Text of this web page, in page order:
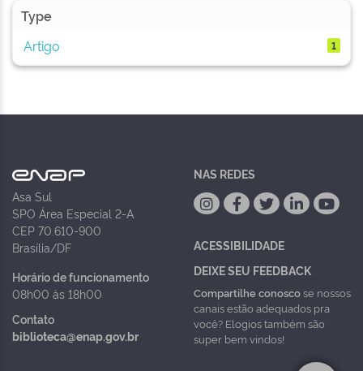
Type
Artigo
1
Asa Sul
SPO Área Especial 2-A
CEP 70.610-900
Brasília/DF
Horário de funcionamento
08h00 às 18h00
Contato
biblioteca@enap.gov.br
NAS REDES
ACESSIBILIDADE
DEIXE SEU FEEDBACK
Compartilhe conoscose nossos
canais estão adequados pra
você? Elogios também são
super bem vindos!